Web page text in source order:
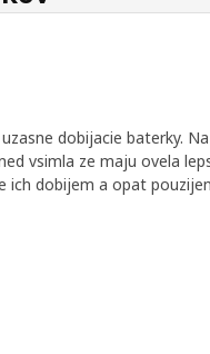
5 hviezdičiek.
dobijacie baterky. Na
vsimla ze maju ovela
ich dobijem a opat